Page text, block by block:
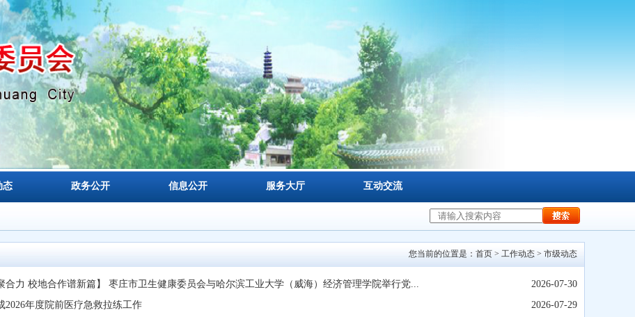
态 政务公开 信息公开 服务大厅 互动交流
您当前的位置是： 首页 > 工作动态 > 市级动态
合力 校地合作谱新篇】 枣庄市卫生健康委员会与哈尔滨工业大学（威海）经济管理学院举行党...
2026-07-30
2026年度院前医疗急救拉练工作
2026-07-29